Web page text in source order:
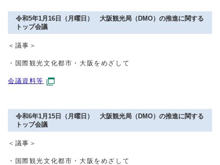
令和5年1月16日（月曜日） 大阪観光局（DMO）の推進に関する
トップ会議
＜議事＞
・国際観光文化都市・大阪をめざして
会議資料等
令和6年1月15日（月曜日） 大阪観光局（DMO）の推進に関する
トップ会議
＜議事＞
・国際観光文化都市・大阪をめざして